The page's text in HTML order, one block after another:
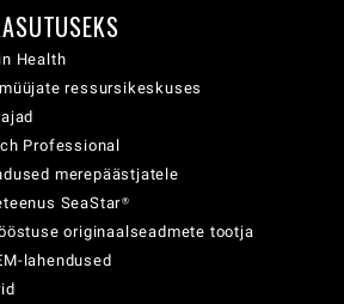
Health
ressursikeskuses
Professional
merepäästjatele
SeaStar®
originaalseadmete tootja
lahendused